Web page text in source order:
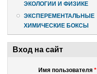
ЭКОЛОГИИ И ФИЗИКЕ
ЭКСПЕРЕМЕНТАЛЬНЫЕ
ХИМИЧЕСКИЕ БОКСЫ
Вход на сайт
Имя пользователя *